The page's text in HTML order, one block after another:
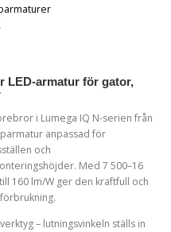
LED-armatur för gator,
i Lumega IQ N-serien från
anpassad för
och
Med 7 500–16
160 lm/W ger den kraftfull och
– lutningsvinkeln ställs in